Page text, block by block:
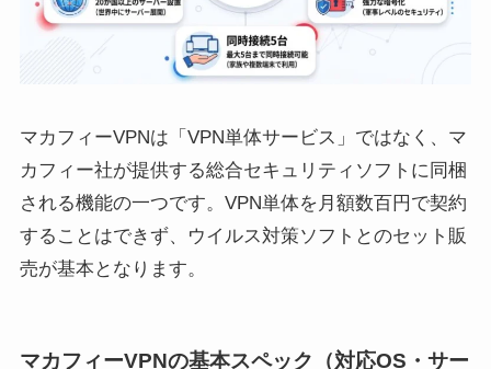
マカフィーVPNは「VPN単体サービス」ではなく、マ
カフィー社が提供する総合セキュリティソフトに同梱
される機能の一つです。VPN単体を月額数百円で契約
することはできず、ウイルス対策ソフトとのセット販
売が基本となります。
マカフィーVPNの基本スペック（対応OS・サー